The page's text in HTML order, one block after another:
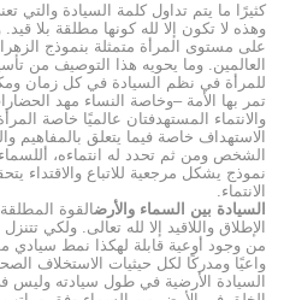
كثيرًا ما يتم تداول كلمة السيادة والتي
وهذه لا تكون إلا لله كونها مطلقة بلا
على مستوى المرأة متمثلة بنموذج
العالمين. وما يحويه هذا التوصيف من
للمرأة في نظم السيادة في كل زمان
تمر بها الأمة –وخاصة النساء مهد
والانتماء المستهدفتان عالميًا خاصة
الاستهداف خاصة فيما يتعلق بالمفاهيم
الشخص ومن ثم تحدد له انتماءه،
نموذج يشكل مرجعية للاتباع والاقتداء
الانتماء.
السيادة بين السماء والأرضالقوة
الإطلاق واللاقيد إلا لله تعالى. ولكي
من وجود أوعية قابلة لهكذا نمط سيادي
واعيًا ومدركًا لكل حيثيات الاستخلاف
السيادة الأرضية في طول سيادته وليس